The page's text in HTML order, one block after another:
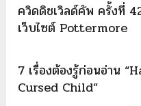
ควิดดิชเวิลด์คัพ ครั้งที่
เว็บไซต์ Pottermore
7 เรื่องต้องรู้ก่อนอ่าน
Cursed Child”